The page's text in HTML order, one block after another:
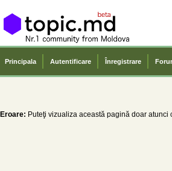
Principala Autentificare Înregistrare
Eroare: Puteţi vizualiza această pagină doar atunci